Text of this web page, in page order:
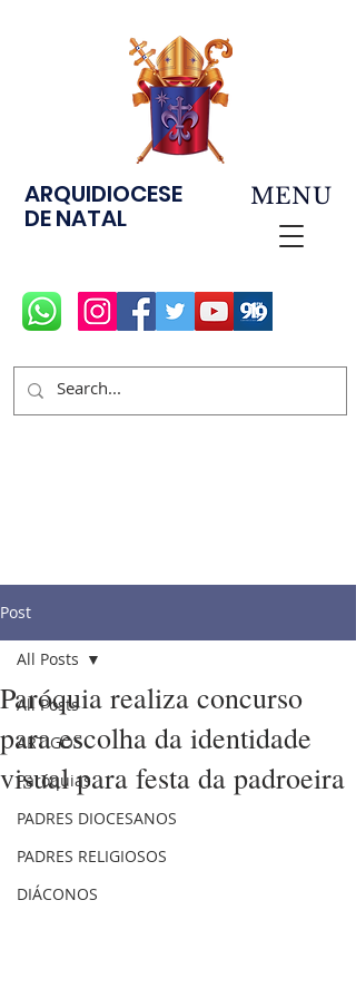
ARQUIDIOCESE
DE NATAL
MENU
Post
All Posts
ARTIGOS
Paróquias
PADRES DIOCESANOS
PADRES RELIGIOSOS
DIÁCONOS
All Posts
Paróquia realiza concurso
para escolha da identidade
visual para festa da padroeira